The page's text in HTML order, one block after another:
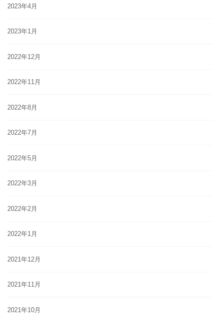
2023年4月
2023年1月
2022年12月
2022年11月
2022年8月
2022年7月
2022年5月
2022年3月
2022年2月
2022年1月
2021年12月
2021年11月
2021年10月